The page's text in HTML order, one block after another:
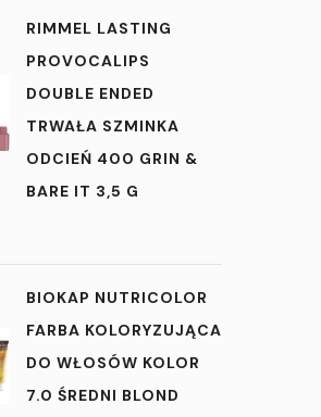
RIMMEL LASTING
PROVOCALIPS
DOUBLE ENDED
TRWAŁA SZMINKA
ODCIEŃ 400 GRIN &
BARE IT 3,5 G
BIOKAP NUTRICOLOR
FARBA KOLORYZUJĄCA
DO WŁOSÓW KOLOR
7.0 ŚREDNI BLOND